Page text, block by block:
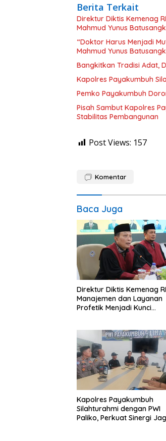
Berita Terkait
Direktur Diktis Kemenag
Mahmud Yunus
“Doktor Harus Menjadi
Mahmud Yunus
Bangkitkan Tradisi Adat,
Kapolres Payakumbuh
Pemko Payakumbuh
Pisah Sambut Kapolres
Stabilitas Pembangunan
Post Views: 157
Komentar
Baca Juga
Direktur Diktis Kemenag
Manajemen dan Layanan
Profetik Menjadi Kunci
Kampus Bereputasi Global
Kapolres Payakumbuh
Silahturahmi dengan PWI
Paliko, Perkuat Sinergi